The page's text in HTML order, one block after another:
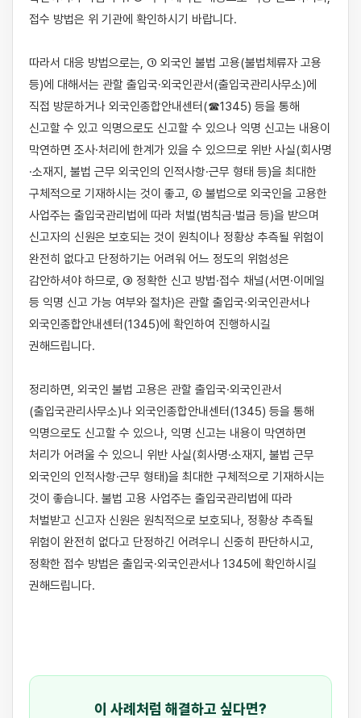
접수 방법은 위 기관에 확인하시기 바랍니다.
따라서 대응 방법으로는, ① 외국인 불법 고용(불법체류자 고용
등)에 대해서는 관할 출입국·외국인관서(출입국관리사무소)에
직접 방문하거나 외국인종합안내센터(☎1345) 등을 통해
신고할 수 있고 익명으로도 신고할 수 있으나 익명 신고는 내용이
막연하면 조사·처리에 한계가 있을 수 있으므로 위반 사실(회사명
·소재지, 불법 근무 외국인의 인적사항·근무 형태 등)을 최대한
구체적으로 기재하시는 것이 좋고, ② 불법으로 외국인을 고용한
사업주는 출입국관리법에 따라 처벌(범칙금·벌금 등)을 받으며
신고자의 신원은 보호되는 것이 원칙이나 정황상 추측될 위험이
완전히 없다고 단정하기는 어려워 어느 정도의 위험성은
감안하셔야 하므로, ③ 정확한 신고 방법·접수 채널(서면·이메일
등 익명 신고 가능 여부와 절차)은 관할 출입국·외국인관서나
외국인종합안내센터(1345)에 확인하여 진행하시길
권해드립니다.
정리하면, 외국인 불법 고용은 관할 출입국·외국인관서
(출입국관리사무소)나 외국인종합안내센터(1345) 등을 통해
익명으로도 신고할 수 있으나, 익명 신고는 내용이 막연하면
처리가 어려울 수 있으니 위반 사실(회사명·소재지, 불법 근무
외국인의 인적사항·근무 형태)을 최대한 구체적으로 기재하시는
것이 좋습니다. 불법 고용 사업주는 출입국관리법에 따라
처벌받고 신고자 신원은 원칙적으로 보호되나, 정황상 추측될
위험이 완전히 없다고 단정하긴 어려우니 신중히 판단하시고,
정확한 접수 방법은 출입국·외국인관서나 1345에 확인하시길
권해드립니다.
이 사례처럼 해결하고 싶다면?